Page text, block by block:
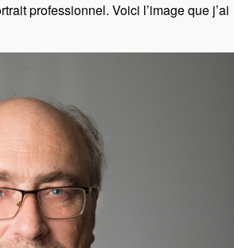
professionnel. Voici l’image que j’ai